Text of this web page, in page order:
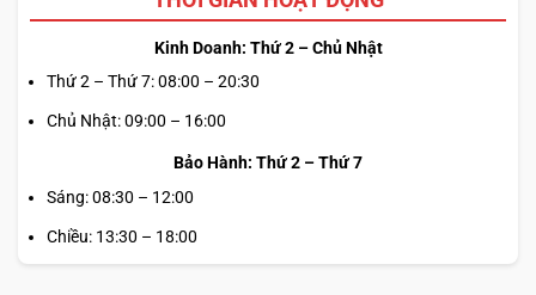
này trở nên nổi bật trong phân khúc.
Kinh Doanh: Thứ 2 – Chủ Nhật
Thứ 2 – Thứ 7: 08:00 – 20:30
Chủ Nhật: 09:00 – 16:00
Bảo Hành: Thứ 2 – Thứ 7
Sáng: 08:30 – 12:00
Chiều: 13:30 – 18:00